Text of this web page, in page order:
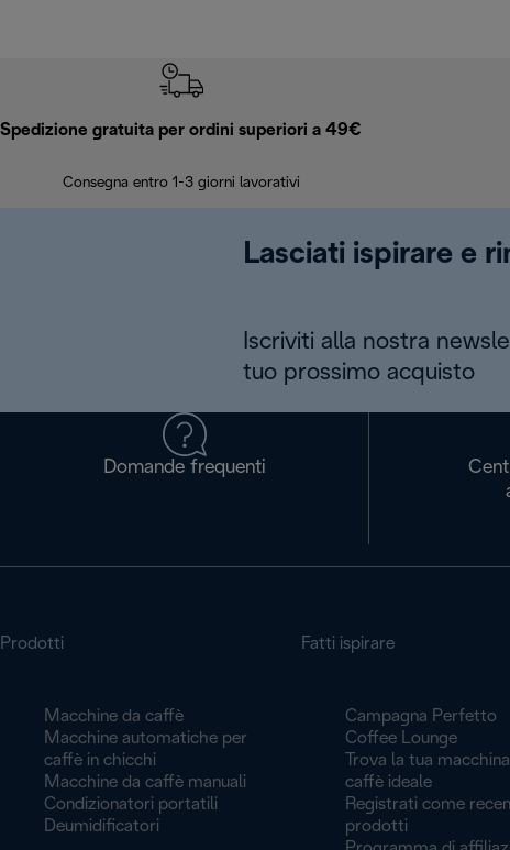
Spedizione gratuita per ordini superiori a 49€
Consegna entro 1-3 giorni lavorativi
Lasciati ispirare e
Iscriviti alla nostra
tuo prossimo acquisto
Domande frequenti
Prodotti
Macchine da caffè
Macchine automatiche per
caffè in chicchi
Macchine da caffè manuali
Condizionatori portatili
Deumidificatori
Fatti ispirare
Campagna Perfetto
Coffee Lounge
Trova la tua
caffè ideale
Registrati come
prodotti